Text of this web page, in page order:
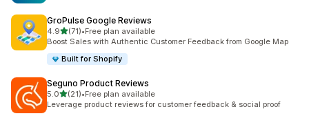
GroPulse Google Reviews
4.9เต็ม 5 ดาว
(71)
ทั้งหมด 71 รีวิว
•Free plan available
Boost Sales with Authentic Customer Feedback from Google Map
Built for Shopify
Seguno Product Reviews
5.0เต็ม 5 ดาว
(21)
ทั้งหมด 21 รีวิว
•Free plan available
Leverage product reviews for customer feedback & social proof